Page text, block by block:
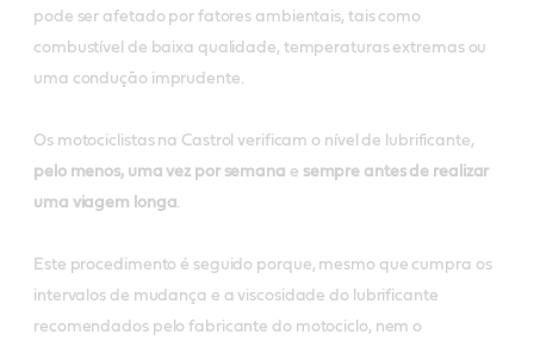
pode ser afetado por fatores ambientais, tais como
combustível de baixa qualidade, temperaturas extremas ou
uma condução imprudente.
Os motociclistas na Castrol verificam o nível de lubrificante,
pelo menos, uma vez por semana e sempre antes de realizar
uma viagem longa
Este procedimento é seguido porque, mesmo que cumpra os
intervalos de mudança e a viscosidade do lubrificante
recomendados pelo fabricante do motociclo, nem o